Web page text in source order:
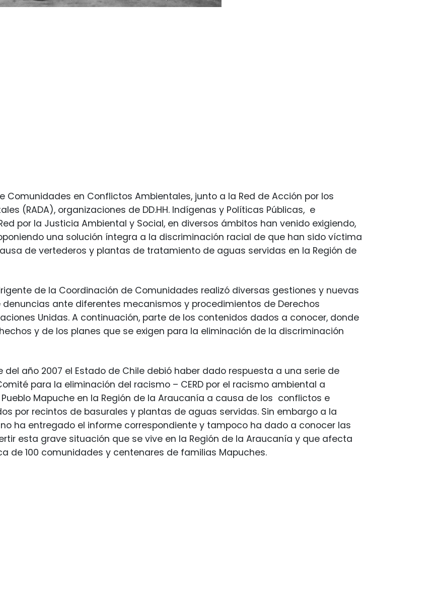
Comunidades en Conflictos Ambientales, junto a la Red de Acción por los
(RADA), organizaciones de DD.HH. Indígenas y Políticas Públicas, e
por la Justicia Ambiental y Social, en diversos ámbitos han venido exigiendo,
una solución íntegra a la discriminación racial de que han sido víctima
de vertederos y plantas de tratamiento de aguas servidas en la Región de
de la Coordinación de Comunidades realizó diversas gestiones y nuevas
denuncias ante diferentes mecanismos y procedimientos de Derechos
Unidas. A continuación, parte de los contenidos dados a conocer, donde
y de los planes que se exigen para la eliminación de la discriminación
del año 2007 el Estado de Chile debió haber dado respuesta a una serie de
para la eliminación del racismo – CERD por el racismo ambiental a
Mapuche en la Región de la Araucanía a causa de los conflictos e
por recintos de basurales y plantas de aguas servidas. Sin embargo a la
ha entregado el informe correspondiente y tampoco ha dado a conocer las
esta grave situación que se vive en la Región de la Araucanía y que afecta
de 100 comunidades y centenares de familias Mapuches.